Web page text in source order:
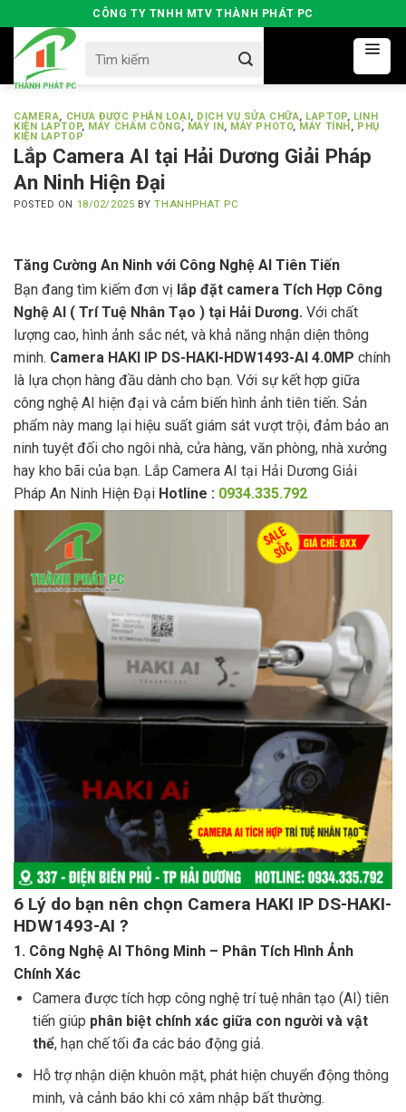
to
content
CÔNG TY TNHH MTV THÀNH PHÁT PC
for:
CAMERA, CHƯA ĐƯỢC PHÂN LOẠI, DỊCH VỤ SỬA CHỮA, LAPTOP, LINH
KIỆN LAPTOP, MÁY CHẤM CÔNG, MÁY IN, MÁY PHOTO, MÁY TÍNH, PHỤ
KIỆN LAPTOP
Lắp Camera AI tại Hải Dương Giải Pháp
An Ninh Hiện Đại
POSTED ON 18/02/2025 BYTHANHPHAT PC
Tăng Cường An Ninh với Công Nghệ AI Tiên Tiến
Bạn đang tìm kiếm đơn vị lắp đặt camera Tích Hợp Công
Nghệ AI ( Trí Tuệ Nhân Tạo ) tại Hải Dương. Với chất
lượng cao, hình ảnh sắc nét, và khả năng nhận diện thông
minh. Camera HAKI IP DS-HAKI-HDW1493-AI 4.0MP chính
là lựa chọn hàng đầu dành cho bạn. Với sự kết hợp giữa
công nghệ AI hiện đại và cảm biến hình ảnh tiên tiến. Sản
phẩm này mang lại hiệu suất giám sát vượt trội, đảm bảo an
ninh tuyệt đối cho ngôi nhà, cửa hàng, văn phòng, nhà xưởng
hay kho bãi của bạn. Lắp Camera AI tại Hải Dương Giải
Pháp An Ninh Hiện Đại Hotline : 0934.335.792
6 Lý do bạn nên chọn Camera HAKI IP DS-HAKI-
HDW1493-AI ?
1. Công Nghệ AI Thông Minh – Phân Tích Hình Ảnh
Chính Xác
Camera được tích hợp công nghệ trí tuệ nhân tạo (AI) tiên
tiến giúp phân biệt chính xác giữa con người và vật
thể, hạn chế tối đa các báo động giả.
Hỗ trợ nhận diện khuôn mặt, phát hiện chuyển động thông
minh, và cảnh báo khi có xâm nhập bất thường.